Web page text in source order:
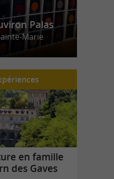
Palas
Marie
en famille
des Gaves